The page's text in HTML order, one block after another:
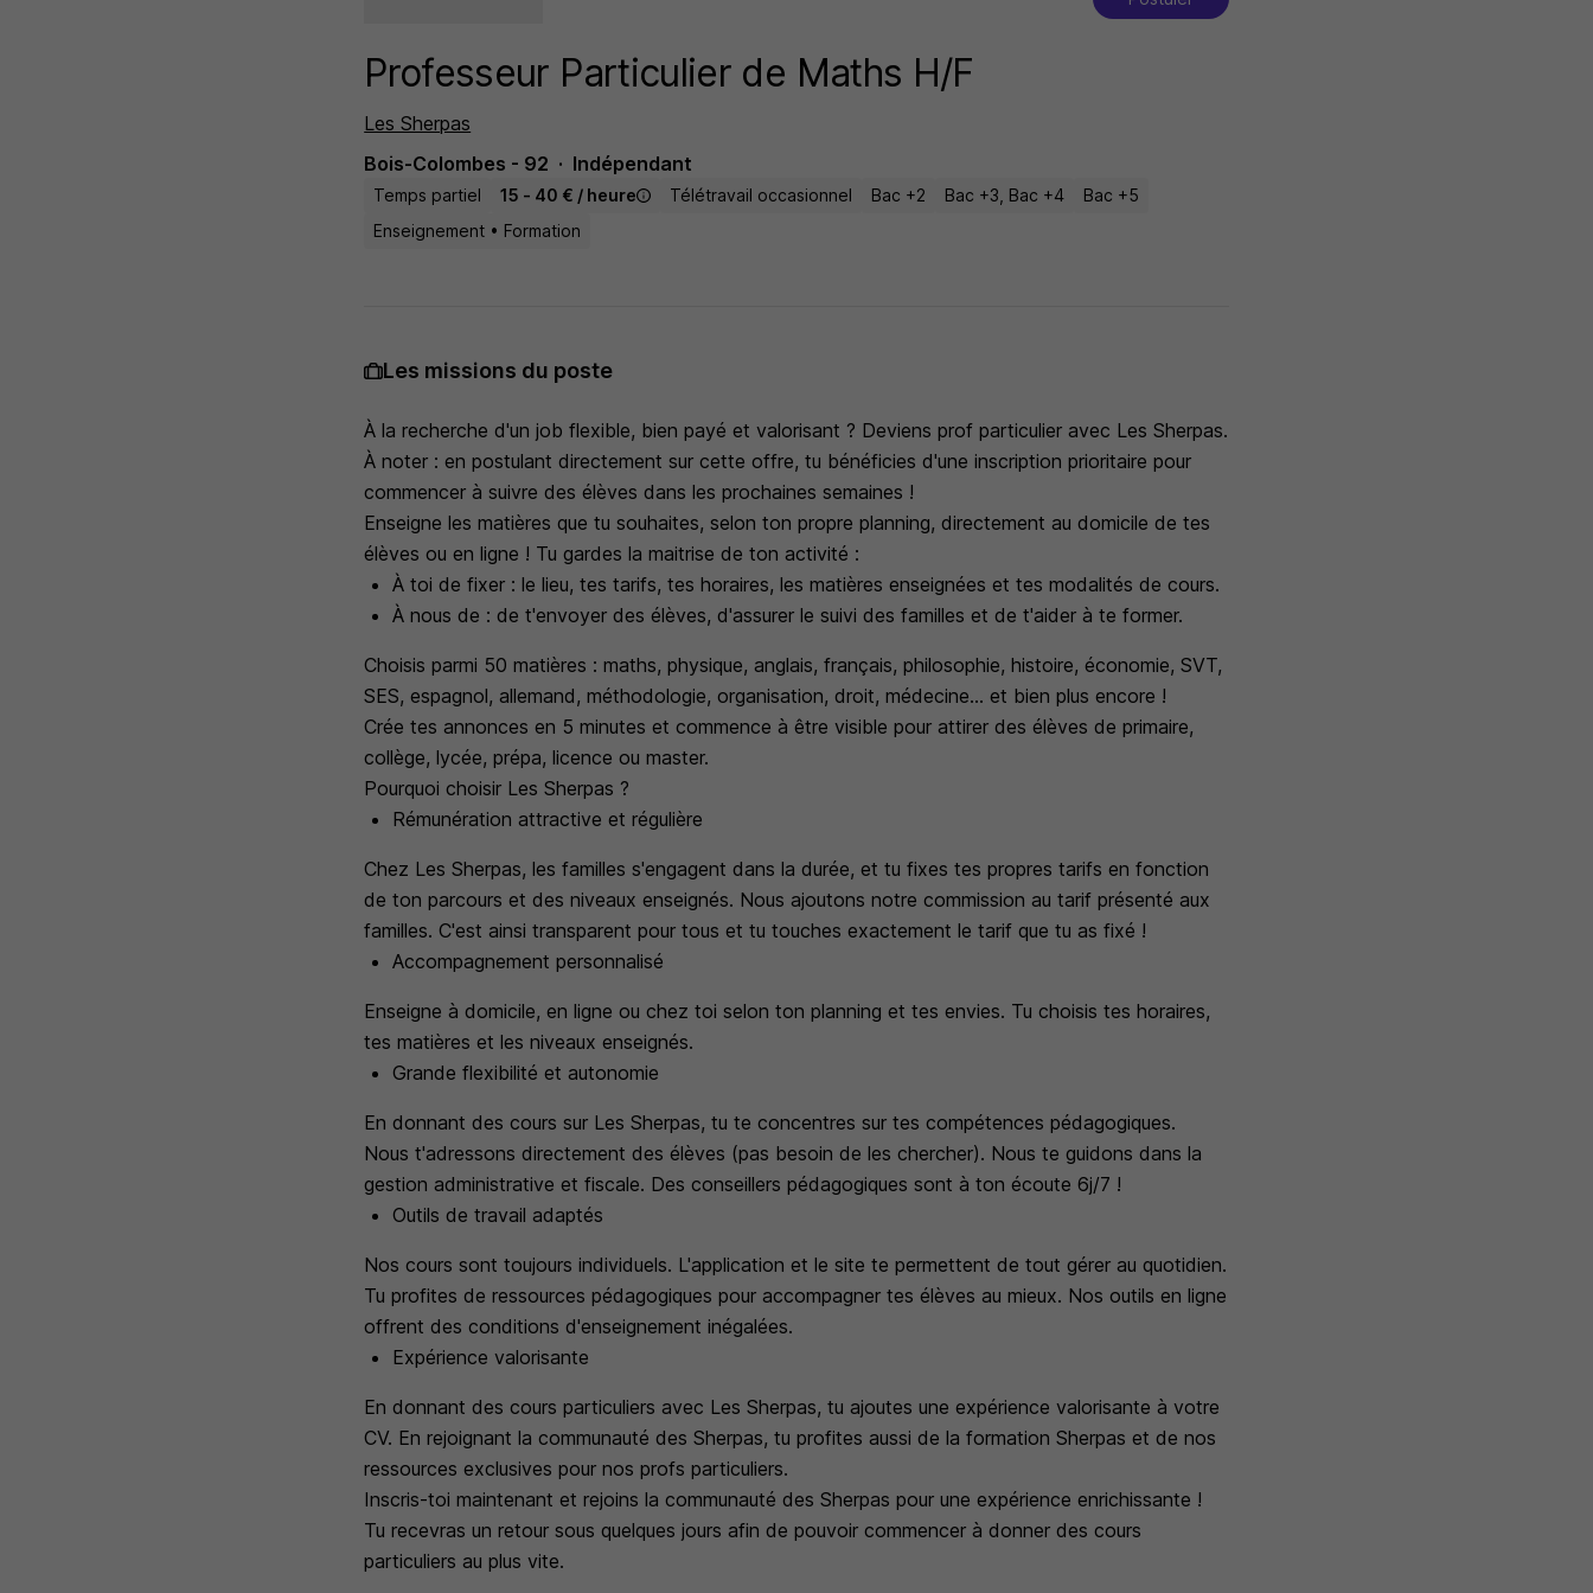
Professeur Particulier de Maths H/F
Les Sherpas
Bois-Colombes - 92
Indépendant
Temps partiel 15 - 40 € / heure Télétravail occasionnel Bac +2 Bac +3, Bac +4
Bac +5
Enseignement • Formation
Les missions du poste
À la recherche d'un job flexible, bien payé et valorisant ? Deviens prof particulier avec Les Sherpas.
À noter : en postulant directement sur cette offre, tu bénéficies d'une inscription prioritaire pour
commencer à suivre des élèves dans les prochaines semaines !
Enseigne les matières que tu souhaites, selon ton propre planning, directement au domicile de tes
élèves ou en ligne ! Tu gardes la maitrise de ton activité :
À toi de fixer : le lieu, tes tarifs, tes horaires, les matières enseignées et tes modalités de cours.
À nous de : de t'envoyer des élèves, d'assurer le suivi des familles et de t'aider à te former.
Choisis parmi 50 matières : maths, physique, anglais, français, philosophie, histoire, économie, SVT,
SES, espagnol, allemand, méthodologie, organisation, droit, médecine... et bien plus encore !
Crée tes annonces en 5 minutes et commence à être visible pour attirer des élèves de primaire,
collège, lycée, prépa, licence ou master.
Pourquoi choisir Les Sherpas ?
Rémunération attractive et régulière
Chez Les Sherpas, les familles s'engagent dans la durée, et tu fixes tes propres tarifs en fonction
de ton parcours et des niveaux enseignés. Nous ajoutons notre commission au tarif présenté aux
familles. C'est ainsi transparent pour tous et tu touches exactement le tarif que tu as fixé !
Accompagnement personnalisé
Enseigne à domicile, en ligne ou chez toi selon ton planning et tes envies. Tu choisis tes horaires,
tes matières et les niveaux enseignés.
Grande flexibilité et autonomie
En donnant des cours sur Les Sherpas, tu te concentres sur tes compétences pédagogiques.
Nous t'adressons directement des élèves (pas besoin de les chercher). Nous te guidons dans la
gestion administrative et fiscale. Des conseillers pédagogiques sont à ton écoute 6j/7 !
Outils de travail adaptés
Nos cours sont toujours individuels. L'application et le site te permettent de tout gérer au quotidien.
Tu profites de ressources pédagogiques pour accompagner tes élèves au mieux. Nos outils en ligne
offrent des conditions d'enseignement inégalées.
Expérience valorisante
En donnant des cours particuliers avec Les Sherpas, tu ajoutes une expérience valorisante à votre
CV. En rejoignant la communauté des Sherpas, tu profites aussi de la formation Sherpas et de nos
ressources exclusives pour nos profs particuliers.
Inscris-toi maintenant et rejoins la communauté des Sherpas pour une expérience enrichissante !
Tu recevras un retour sous quelques jours afin de pouvoir commencer à donner des cours
particuliers au plus vite.